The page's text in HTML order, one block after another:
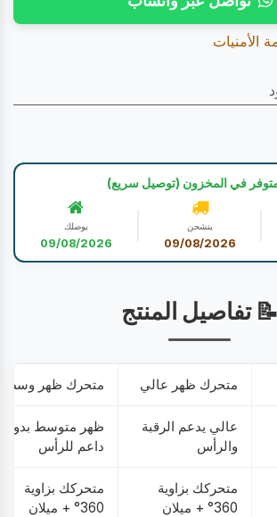
في المخزون (توصيل سريع)
يتشحن
09/08/2026
يوصلك
09/08/2026
📝 تفاصيل المنتج
متحرك ظهر عالي متحرك ظهر وسط
عالي يدعم الرقبة
والرأس
ظهر متوسط بدون
داعم للرأس
متحركك بزاوية
360° + ميلان
متحركك بزاوية
360° + ميلان